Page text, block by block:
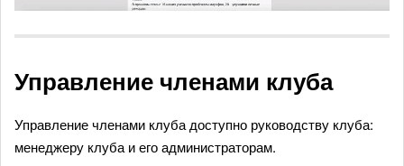
Управление членами клуба
Управление членами клуба доступно руководству клуба:
менеджеру клуба и его администраторам.